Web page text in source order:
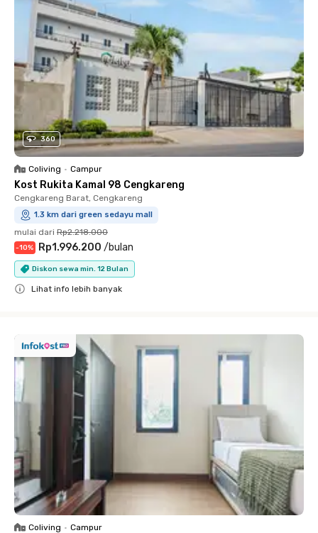
360
Coliving • Campur
Kost Rukita Kamal 98 Cengkareng
Cengkareng Barat, Cengkareng
1.3 km dari green sedayu mall
mulai dari Rp2.218.000
-10% Rp1.996.200 /bulan
Diskon sewa min. 12 Bulan
Lihat info lebih banyak
Coliving • Campur